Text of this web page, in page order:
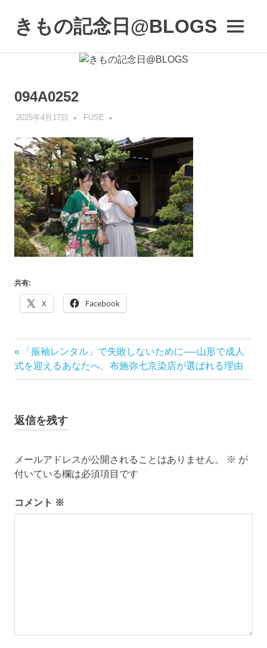
きもの記念日@BLOGS
者
も、
し
く
読
ん
で
参
考
に
な
る
ロ
グ
MENU
094A0252
2025年4月17日 FUSE
共有:
X Facebook
投
稿
ビ
ゲ
ー
シ
前
の
記
「振袖レンタル」で失敗しないために──山形で成人
式を迎えるあなたへ、布施弥七京染店が選ばれる理由
返信を残す
メールアドレスが公開されることはありません。 ※ が
付いている欄は必須項目です
コメント ※